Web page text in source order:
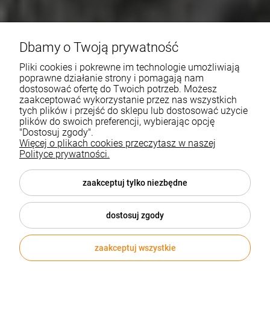
Dbamy o Twoją prywatność
Pliki cookies i pokrewne im technologie umożliwiają
poprawne działanie strony i pomagają nam
dostosować ofertę do Twoich potrzeb. Możesz
zaakceptować wykorzystanie przez nas wszystkich
tych plików i przejść do sklepu lub dostosować użycie
plików do swoich preferencji, wybierając opcję
"Dostosuj zgody".
Więcej o plikach cookies przeczytasz w naszej
Polityce prywatności.
zaakceptuj tylko niezbędne
dostosuj zgody
zaakceptuj wszystkie